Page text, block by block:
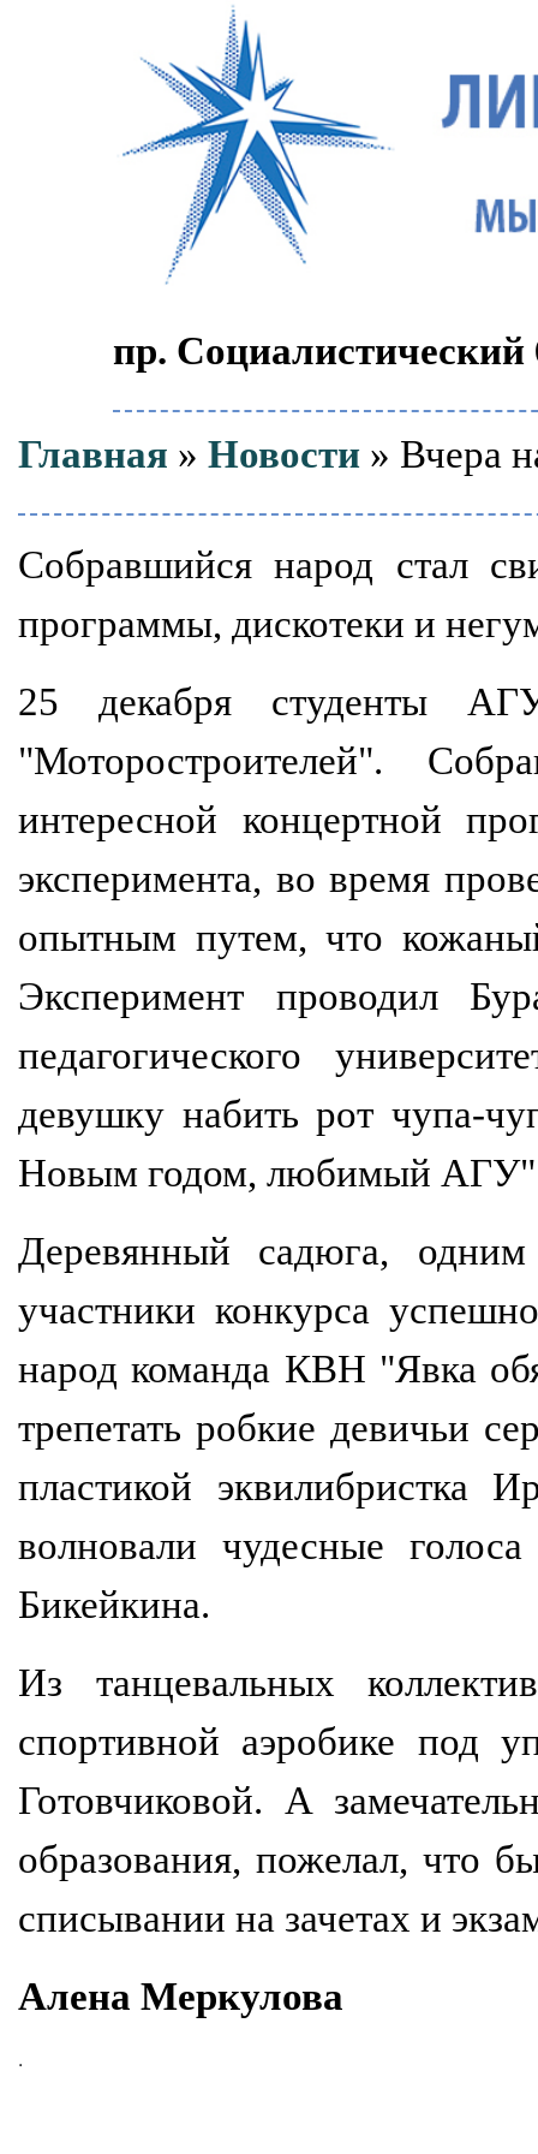
пр. Социалистический
Главная » Новости » Вчера
Собравшийся народ стал
программы, дискотеки и
25 декабря студенты
"Моторостроителей".
интересной концертной
эксперимента, во время
опытным путем, что
Эксперимент проводил
педагогического
девушку набить рот чупа-
Новым годом, любимый
Деревянный садюга,
участники конкурса
народ команда КВН "Явка
трепетать робкие девичьи
пластикой эквилибристка
волновали чудесные
Бикейкина.
Из танцевальных
спортивной аэробике под
Готовчиковой. А
образования, пожелал, что
списывании на зачетах и
Алена Меркулова
.